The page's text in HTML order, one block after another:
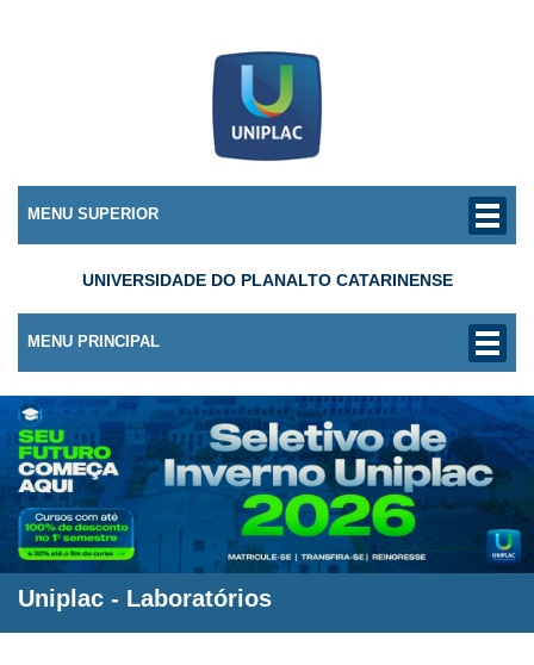
MENU SUPERIOR
UNIVERSIDADE DO PLANALTO CATARINENSE
MENU PRINCIPAL
Uniplac - Laboratórios